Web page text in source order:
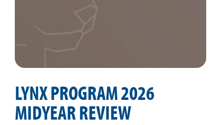
LYNX PROGRAM 2026
MIDYEAR REVIEW